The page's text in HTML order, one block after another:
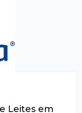
Leites em